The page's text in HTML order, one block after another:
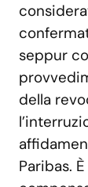
seppur
della
Paribas.